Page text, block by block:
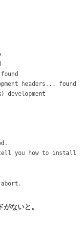
headers... found
development
you how to install
ないと。